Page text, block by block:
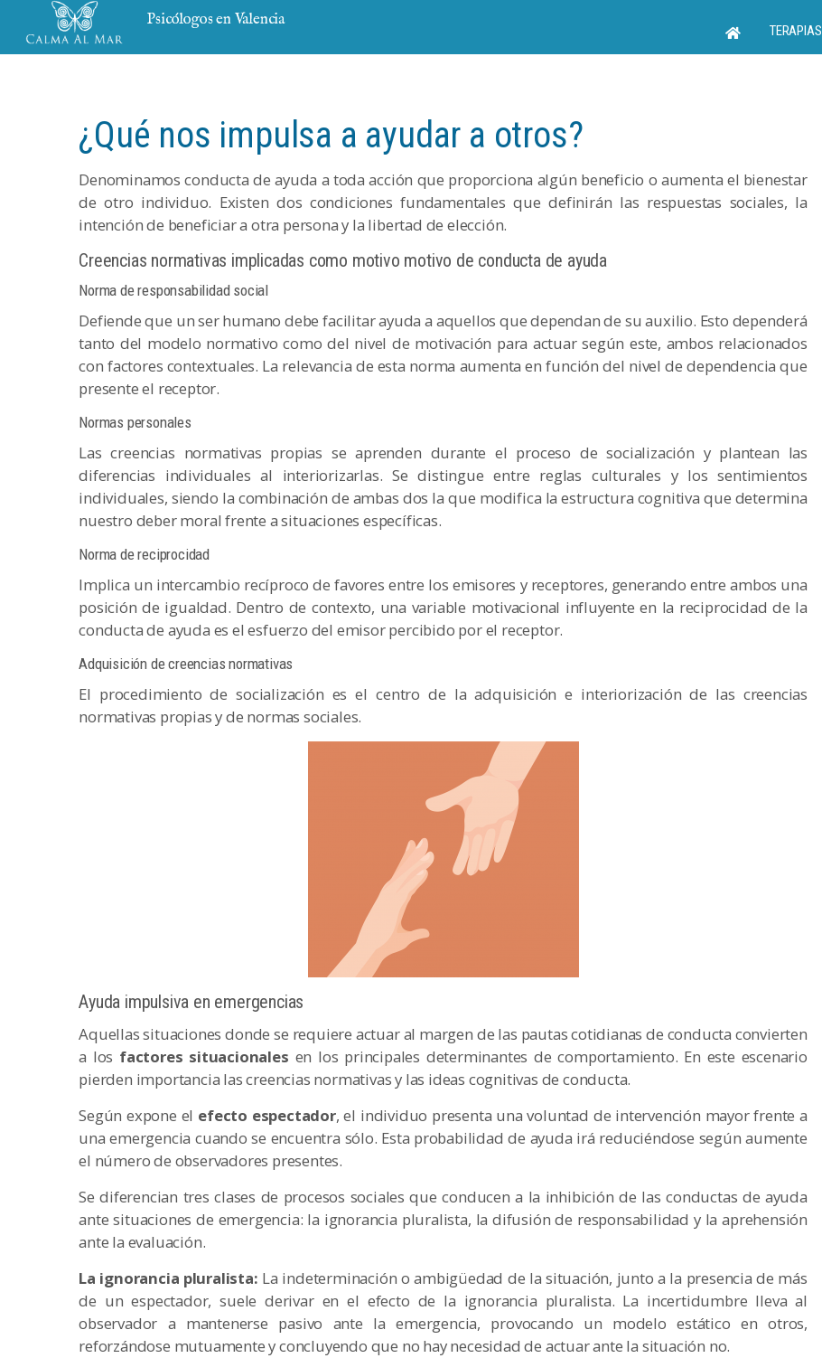
Psicólogos en Valencia
TERAPIAS
¿Qué nos impulsa a ayudar a otros?
Denominamos conducta de ayuda a toda acción que proporciona algún beneficio o aumenta el bienestar
de otro individuo. Existen dos condiciones fundamentales que definirán las respuestas sociales, la
intención de beneficiar a otra persona y la libertad de elección.
Creencias normativas implicadas como motivo motivo de conducta de ayuda
Norma de responsabilidad social
Defiende que un ser humano debe facilitar ayuda a aquellos que dependan de su auxilio. Esto dependerá
tanto del modelo normativo como del nivel de motivación para actuar según este, ambos relacionados
con factores contextuales. La relevancia de esta norma aumenta en función del nivel de dependencia que
presente el receptor.
Normas personales
Las creencias normativas propias se aprenden durante el proceso de socialización y plantean las
diferencias individuales al interiorizarlas. Se distingue entre reglas culturales y los sentimientos
individuales, siendo la combinación de ambas dos la que modifica la estructura cognitiva que determina
nuestro deber moral frente a situaciones específicas.
Norma de reciprocidad
Implica un intercambio recíproco de favores entre los emisores y receptores, generando entre ambos una
posición de igualdad. Dentro de contexto, una variable motivacional influyente en la reciprocidad de la
conducta de ayuda es el esfuerzo del emisor percibido por el receptor.
Adquisición de creencias normativas
El procedimiento de socialización es el centro de la adquisición e interiorización de las creencias
normativas propias y de normas sociales.
Ayuda impulsiva en emergencias
Aquellas situaciones donde se requiere actuar al margen de las pautas cotidianas de conducta convierten
a los factores situacionales en los principales determinantes de comportamiento. En este escenario
pierden importancia las creencias normativas y las ideas cognitivas de conducta.
Según expone el efecto espectador, el individuo presenta una voluntad de intervención mayor frente a
una emergencia cuando se encuentra sólo. Esta probabilidad de ayuda irá reduciéndose según aumente
el número de observadores presentes.
Se diferencian tres clases de procesos sociales que conducen a la inhibición de las conductas de ayuda
ante situaciones de emergencia: la ignorancia pluralista, la difusión de responsabilidad y la aprehensión
ante la evaluación.
La ignorancia pluralista: La indeterminación o ambigüedad de la situación, junto a la presencia de más
de un espectador, suele derivar en el efecto de la ignorancia pluralista. La incertidumbre lleva al
observador a mantenerse pasivo ante la emergencia, provocando un modelo estático en otros,
reforzándose mutuamente y concluyendo que no hay necesidad de actuar ante la situación no.